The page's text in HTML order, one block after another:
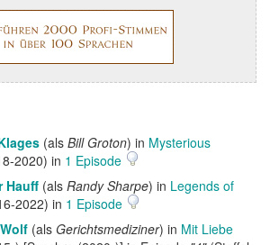
(als Bill Groton) in Mysterious
2020) in 1 Episode
Hauff (als Randy Sharpe) in Legends of
2022) in 1 Episode
(als Gerichtsmediziner) in Mit Liebe